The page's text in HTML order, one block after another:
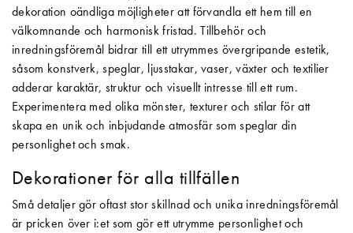
dekoration oändliga möjligheter att förvandla ett hem till en
välkomnande och harmonisk fristad. Tillbehör och
inredningsföremål bidrar till ett utrymmes övergripande estetik,
såsom konstverk, speglar, ljusstakar, vaser, växter och textilier
adderar karaktär, struktur och visuellt intresse till ett rum.
Experimentera med olika mönster, texturer och stilar för att
skapa en unik och inbjudande atmosfär som speglar din
personlighet och smak.
Dekorationer för alla tillfällen
Små detaljer gör oftast stor skillnad och unika inredningsföremål
är pricken över i:et som gör ett utrymme personlighet och